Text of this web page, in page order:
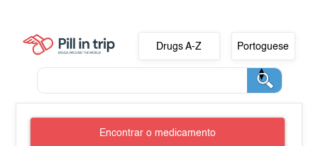
Drugs A-Z Portoguese
Encontrar o medicamento